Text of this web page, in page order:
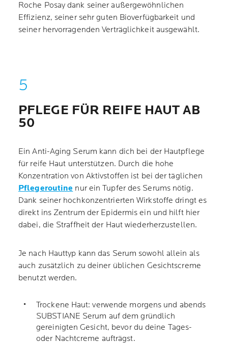
Roche Posay dank seiner außergewöhnlichen
Effizienz, seiner sehr guten Bioverfügbarkeit und
seiner hervorragenden Verträglichkeit ausgewählt.
PFLEGE FÜR REIFE HAUT AB
50
Ein Anti-Aging Serum kann dich bei der Hautpflege
für reife Haut unterstützen. Durch die hohe
Konzentration von Aktivstoffen ist bei der täglichen
Pflegeroutine nur ein Tupfer des Serums nötig.
Dank seiner hochkonzentrierten Wirkstoffe dringt es
direkt ins Zentrum der Epidermis ein und hilft hier
dabei, die Straffheit der Haut wiederherzustellen.
Je nach Hauttyp kann das Serum sowohl allein als
auch zusätzlich zu deiner üblichen Gesichtscreme
benutzt werden.
Trockene Haut: verwende morgens und abends
SUBSTIANE Serum auf dem gründlich
gereinigten Gesicht, bevor du deine Tages-
oder Nachtcreme aufträgst.